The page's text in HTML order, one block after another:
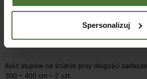
Spersonalizuj
Płatew
Ilość słupów na ścianie przy długości
300 – 400 cm – 2 szt.